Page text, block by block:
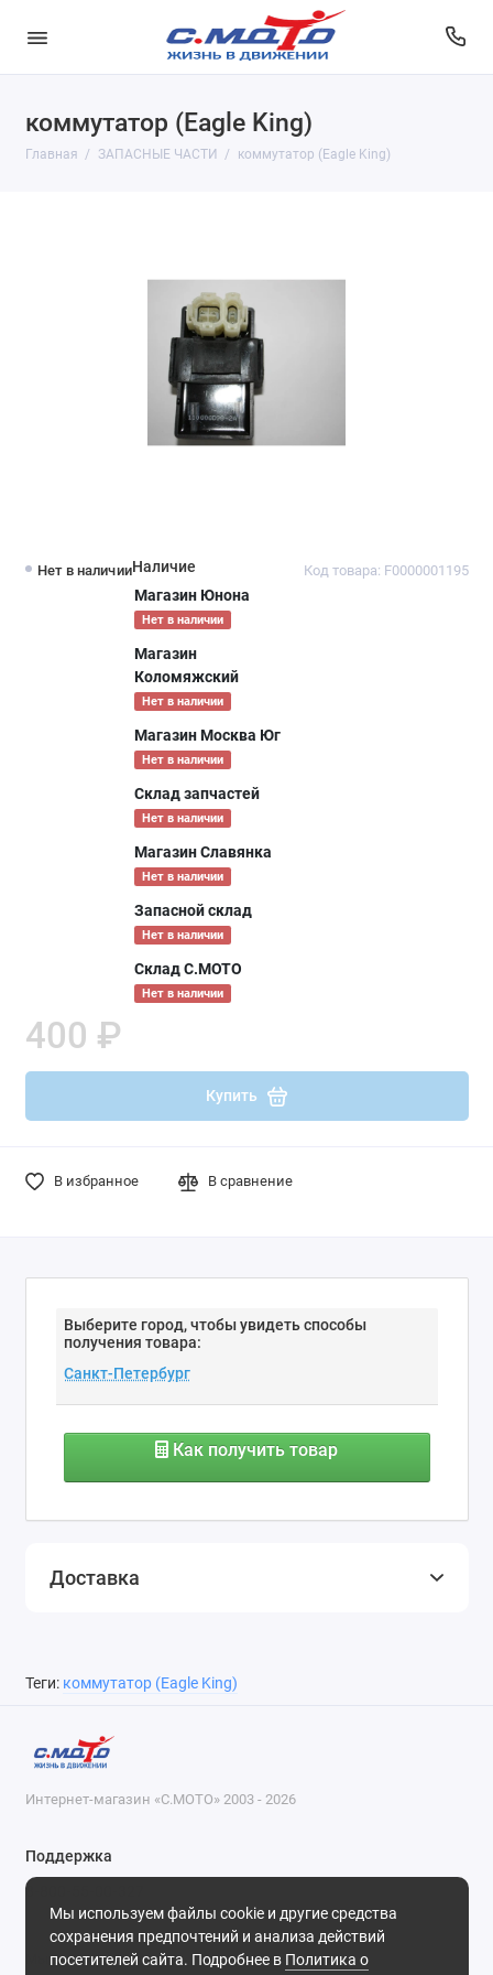
коммутатор (Eagle King)
Главная ЗАПАСНЫЕ ЧАСТИ коммутатор (Eagle King)
Нет в наличии Код товара: F0000001195
Наличие
Магазин Юнона
Нет в наличии
Магазин
Коломяжский
Нет в наличии
Магазин Москва Юг
Нет в наличии
Склад запчастей
Нет в наличии
Магазин Славянка
Нет в наличии
Запасной склад
Нет в наличии
Склад С.МОТО
Нет в наличии
400 ₽
Купить
В избранное В сравнение
Выберите город, чтобы увидеть способы
получения товара:
Как получить товар
Доставка
Теги: коммутатор (Eagle King)
Мы используем файлы cookie и другие средства
сохранения предпочтений и анализа действий
посетителей сайта. Подробнее в Политика о
Интернет-магазин «С.МОТО» 2003 - 2026
Поддержка
8-800-55-00-327
Будни, с 09-30 до 18-30
Мы в сети